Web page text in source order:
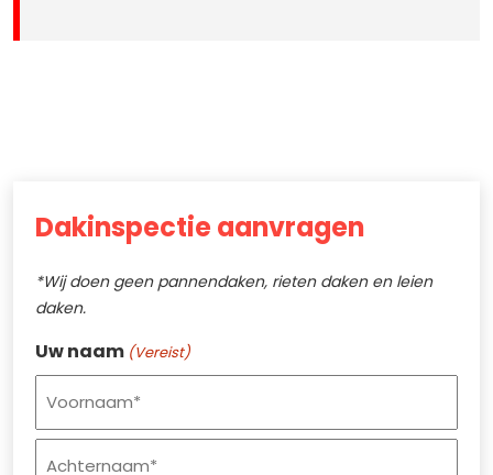
Dakinspectie aanvragen
*Wij doen geen pannendaken, rieten daken en leien
daken.
Uw naam (Vereist)
Voornaam